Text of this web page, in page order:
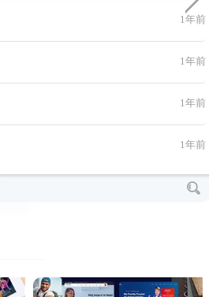
1年前
1年前
1年前
1年前